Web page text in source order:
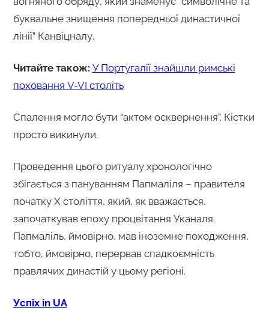
буквальне знищення попередньої династичної
лінії” Канвіцналу.
Читайте також: У Португалії знайшли римські
поховання V-VI століть
Спалення могло бути “актом осквернення”. Кістки
просто викинули.
Проведення цього ритуалу хронологічно
збігається з пануванням Папмаліля – правителя
початку X століття, який, як вважається,
започаткував епоху процвітання Уканаля.
Папмаліль, ймовірно, мав іноземне походження,
тобто, ймовірно, перервав спадкоємність
правлячих династій у цьому регіоні.
Успіх in UA